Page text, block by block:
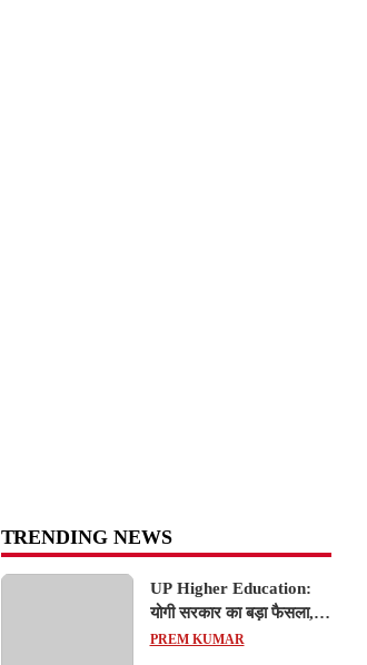
TRENDING NEWS
UP Higher Education:
योगी सरकार का बड़ा फैसला,
यूपी में 3 नए प्राइवेट
PREM KUMAR